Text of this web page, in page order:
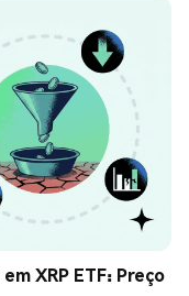
XRP ETF: Preço